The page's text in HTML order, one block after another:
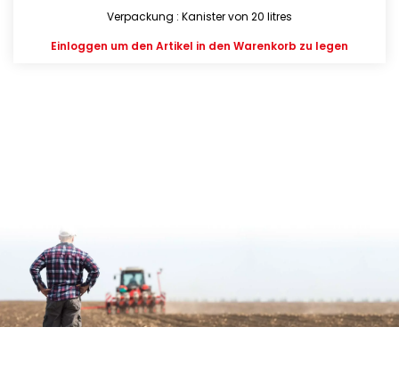
Verpackung : Kanister von 20 litres
Einloggen um den Artikel in den Warenkorb zu legen